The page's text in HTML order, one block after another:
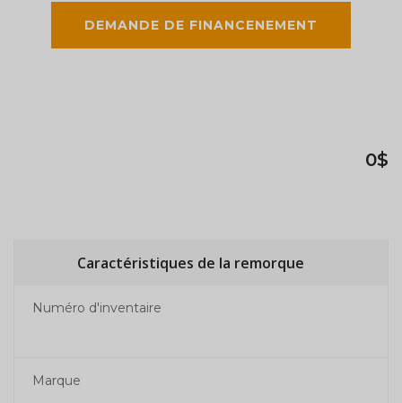
DEMANDE DE FINANCENEMENT
0$
Caractéristiques de la remorque
Numéro d'inventaire
Marque